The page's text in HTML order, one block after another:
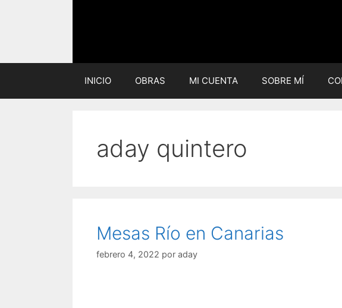
INICIO OBRAS MI CUENTA SOBRE MÍ
aday quintero
Mesas Río en Canarias
febrero 4, 2022 por aday